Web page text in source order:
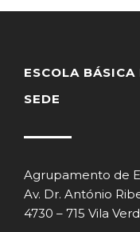
ESCOLA
SEDE
Agrupamento de
Av. Dr. António
4730 – 715 Vila